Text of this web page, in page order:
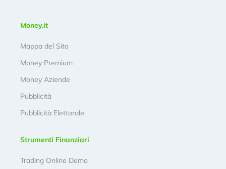
Money.it
Mappa del Sito
Money Premium
Money Aziende
Pubblicità
Pubblicità Elettorale
Strumenti Finanziari
Trading Online Demo